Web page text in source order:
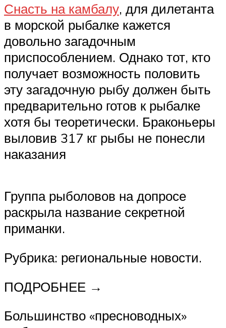
Снасть на камбалу, для дилетанта
в морской рыбалке кажется
довольно загадочным
приспособлением. Однако тот, кто
получает возможность половить
эту загадочную рыбу должен быть
предварительно готов к рыбалке
хотя бы теоретически. Браконьеры
выловив 317 кг рыбы не понесли
наказания
Группа рыболовов на допросе
раскрыла название секретной
приманки.
Рубрика: региональные новости.
ПОДРОБНЕЕ →
Большинство «пресноводных»